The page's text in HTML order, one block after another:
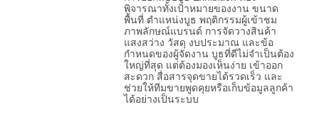
พิจารณาทั้งเป้าหมายของงาน ขนาด
พื้นที่ ตำแหน่งบูธ พฤติกรรมผู้เข้าชม
ภาพลักษณ์แบรนด์ การจัดวางสินค้า
แสงสว่าง วัสดุ งบประมาณ และข้อ
กำหนดของผู้จัดงาน บูธที่ดีไม่จำเป็นต้อง
ใหญ่ที่สุด แต่ต้องมองเห็นง่าย เข้าออก
สะดวก สื่อสารจุดขายได้รวดเร็ว และ
ช่วยให้ทีมขายพูดคุยหรือเก็บข้อมูลลูกค้า
ได้อย่างเป็นระบบ